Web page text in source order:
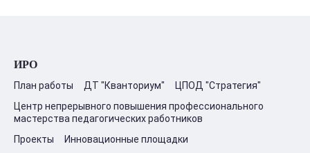
ИРО
План работы ДТ "Кванториум"
ЦПОД "Стратегия"
Центр непрерывного повышения профессионального
мастерства педагогических работников
Проекты
Инновационные площадки